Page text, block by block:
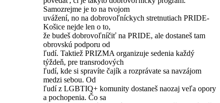
Samozrejme je to na tvojom
uvážení, no na dobrovoľníckych stretnutiach PRIDE-
Košice nejde len o to,
že budeš dobrovoľníčiť na PRIDE, ale dostaneš tam
obrovskú podporu od
ľudí. Taktiež PRIZMA organizuje sedenia každý
týždeň, pre transrodových
ľudí, kde si spravíte čajík a rozprávate sa navzájom
medzi sebou. Od
ľudí z LGBTIQ+ komunity dostaneš naozaj veľa opory
a pochopenia. Čo sa